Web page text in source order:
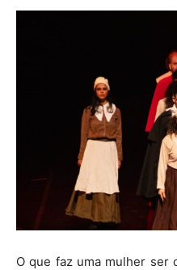
O que faz uma mulher ser